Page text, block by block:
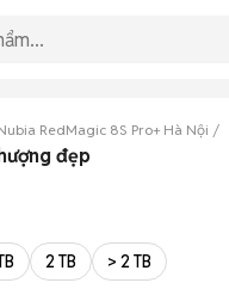
RedMagic 8S Pro+ Hà Nội
đẹp
2 TB > 2 TB